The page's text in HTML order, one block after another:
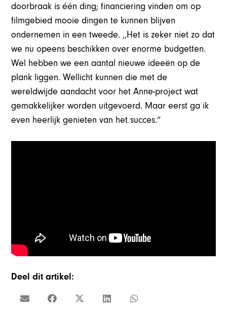
doorbraak is één ding; financiering vinden om op
filmgebied mooie dingen te kunnen blijven
ondernemen in een tweede. ,,Het is zeker niet zo dat
we nu opeens beschikken over enorme budgetten.
Wel hebben we een aantal nieuwe ideeën op de
plank liggen. Wellicht kunnen die met de
wereldwijde aandacht voor het Anne-project wat
gemakkelijker worden uitgevoerd. Maar eerst ga ik
even heerlijk genieten van het succes.”
Deel dit artikel: